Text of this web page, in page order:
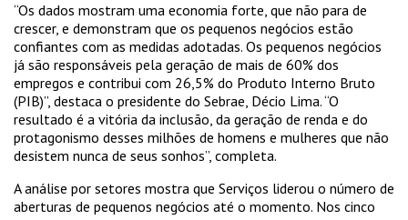
“Os dados mostram uma economia forte, que não para de
crescer, e demonstram que os pequenos negócios estão
confiantes com as medidas adotadas. Os pequenos negócios
já são responsáveis pela geração de mais de 60% dos
empregos e contribui com 26,5% do Produto Interno Bruto
(PIB)”, destaca o presidente do Sebrae, Décio Lima. “O
resultado é a vitória da inclusão, da geração de renda e do
protagonismo desses milhões de homens e mulheres que não
desistem nunca de seus sonhos”, completa.
A análise por setores mostra que Serviços liderou o número de
aberturas de pequenos negócios até o momento. Nos cinco